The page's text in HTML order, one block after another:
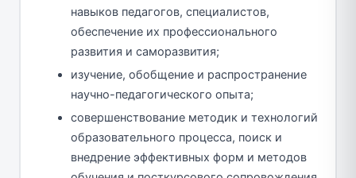
навыков педагогов, специалистов,
обеспечение их профессионального
развития и саморазвития;
изучение, обобщение и распространение
научно-педагогического опыта;
совершенствование методик и технологий
образовательного процесса, поиск и
внедрение эффективных форм и методов